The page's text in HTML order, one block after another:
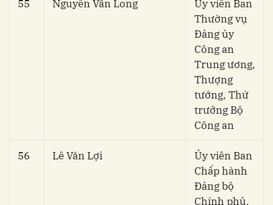
55 Nguyễn Văn Long
Ủy viên Ban
Thường vụ
Đảng ủy
Công an
Trung ương,
Thượng
tướng, Thứ
trưởng Bộ
Công an
56 Lê Văn Lợi
Ủy viên Ban
Chấp hành
Đảng bộ
Chính phủ,